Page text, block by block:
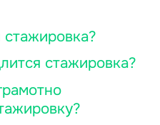
стажировка?